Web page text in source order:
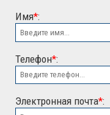
ООО "ЭСК"
Имя*:
Телефон*:
Электронная почта*: